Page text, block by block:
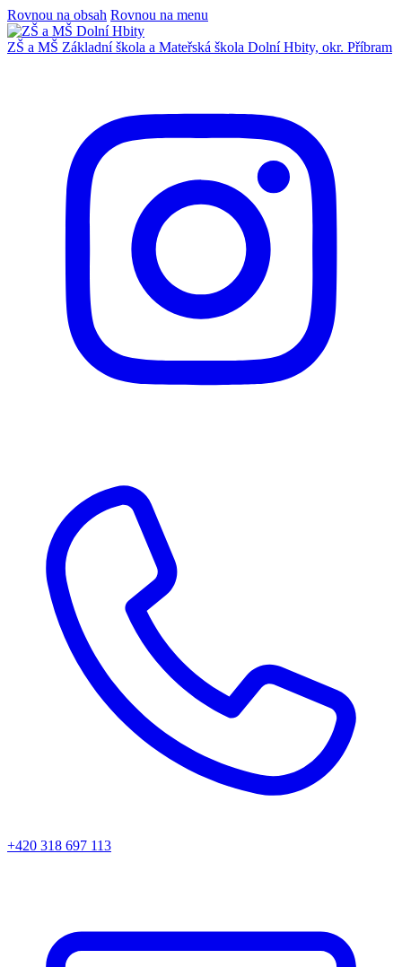
Rovnou na obsah Rovnou na menu
ZŠ a MŠ Základní škola a Mateřská škola Dolní Hbity, okr. Příbram
+420 318 697 113